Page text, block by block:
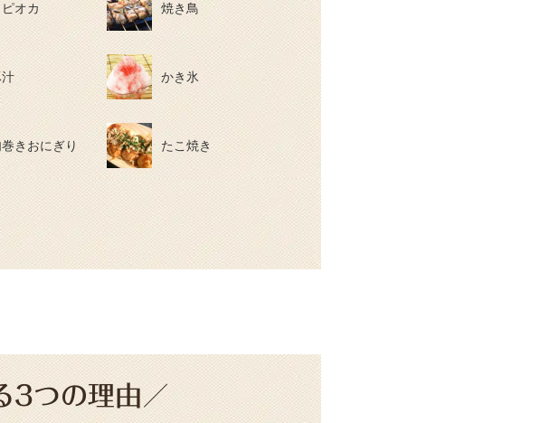
ピオカ 焼き鳥
汁 かき氷
きおにぎり たこ焼き
3つの理由／